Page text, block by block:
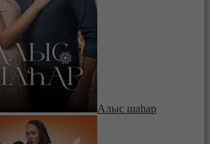
Алыс шаһар